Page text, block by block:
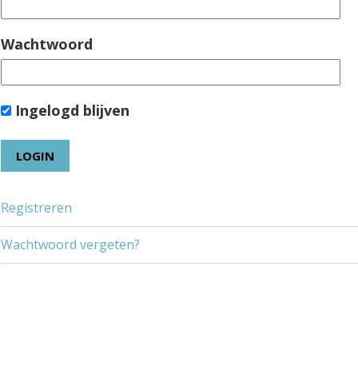
Wachtwoord
Ingelogd blijven
Registreren
Wachtwoord vergeten?